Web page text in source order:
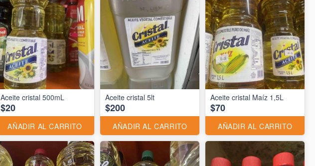
Aceite cristal 500mL
$20
AÑADIR AL CARRITO
Aceite cristal 5lt
$200
AÑADIR AL CARRITO
Aceite cristal Maíz 1,5L
$70
AÑADIR AL CARRITO